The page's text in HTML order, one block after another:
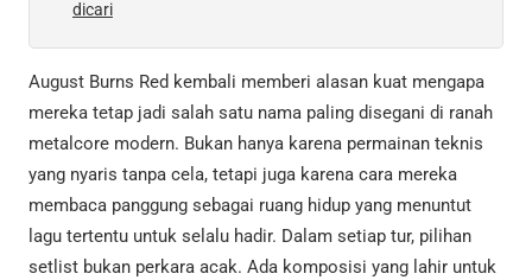
dicari
August Burns Red kembali memberi alasan kuat mengapa
mereka tetap jadi salah satu nama paling disegani di ranah
metalcore modern. Bukan hanya karena permainan teknis
yang nyaris tanpa cela, tetapi juga karena cara mereka
membaca panggung sebagai ruang hidup yang menuntut
lagu tertentu untuk selalu hadir. Dalam setiap tur, pilihan
setlist bukan perkara acak. Ada komposisi yang lahir untuk